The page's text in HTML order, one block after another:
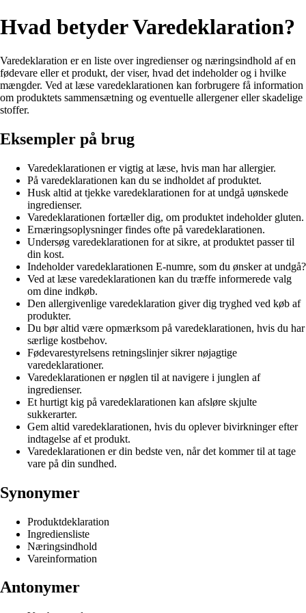
Hvad betyder Varedeklaration?
Varedeklaration er en liste over ingredienser og næringsindhold af en
fødevare eller et produkt, der viser, hvad det indeholder og i hvilke
mængder. Ved at læse varedeklarationen kan forbrugere få information
om produktets sammensætning og eventuelle allergener eller skadelige
stoffer.
Eksempler på brug
Varedeklarationen er vigtig at læse, hvis man har allergier.
På varedeklarationen kan du se indholdet af produktet.
Husk altid at tjekke varedeklarationen for at undgå uønskede
ingredienser.
Varedeklarationen fortæller dig, om produktet indeholder gluten.
Ernæringsoplysninger findes ofte på varedeklarationen.
Undersøg varedeklarationen for at sikre, at produktet passer til
din kost.
Indeholder varedeklarationen E-numre, som du ønsker at undgå?
Ved at læse varedeklarationen kan du træffe informerede valg
om dine indkøb.
Den allergivenlige varedeklaration giver dig tryghed ved køb af
produkter.
Du bør altid være opmærksom på varedeklarationen, hvis du har
særlige kostbehov.
Fødevarestyrelsens retningslinjer sikrer nøjagtige
varedeklarationer.
Varedeklarationen er nøglen til at navigere i junglen af ​​
ingredienser.
Et hurtigt kig på varedeklarationen kan afsløre skjulte
sukkerarter.
Gem altid varedeklarationen, hvis du oplever bivirkninger efter
indtagelse af et produkt.
Varedeklarationen er din bedste ven, når det kommer til at tage
vare på din sundhed.
Synonymer
Produktdeklaration
Ingrediensliste
Næringsindhold
Vareinformation
Antonymer